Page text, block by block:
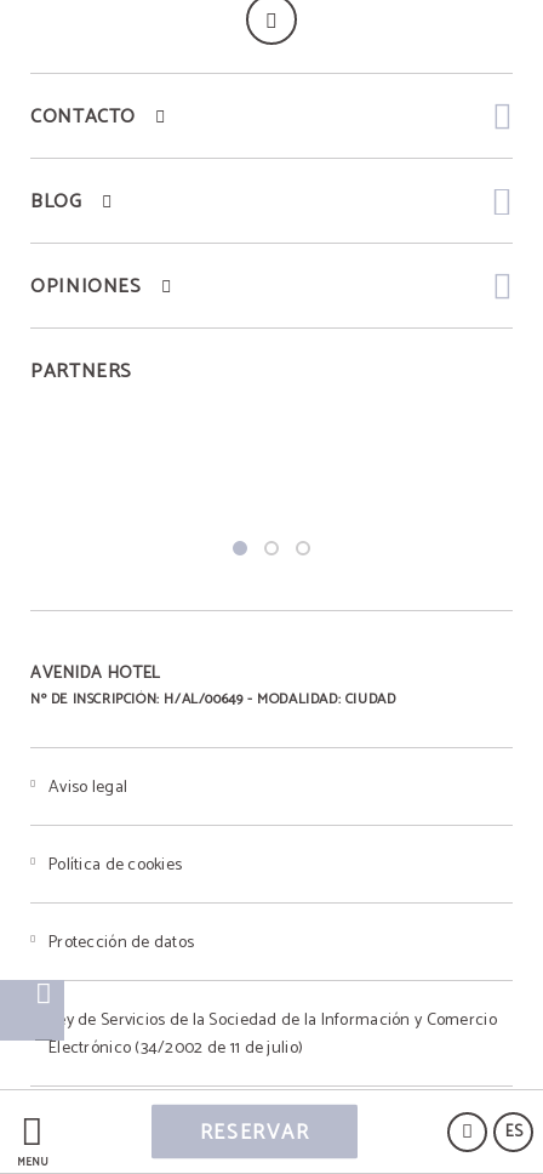
MENÚ
ES
RESERVAR
CONTACTO
BLOG
OPINIONES
PARTNERS
AVENIDA HOTEL
Nº DE INSCRIPCIÓN: H/AL/00649 - MODALIDAD: CIUDAD
Aviso legal
Política de cookies
Protección de datos
Ley de Servicios de la Sociedad de la Información y Comercio
Electrónico (34/2002 de 11 de julio)